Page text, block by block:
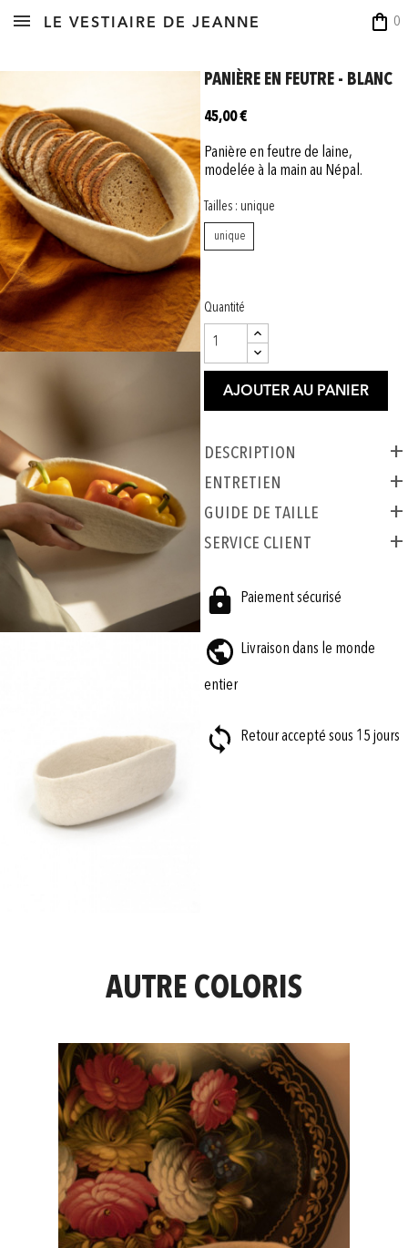
shopping_bag 0
LE VESTIAIRE DE JEANNE
PANIÈRE EN FEUTRE - BLANC
45,00 €
Panière en feutre de laine,
modelée à la main au Népal.
Tailles : unique
unique
Quantité
AJOUTER AU PANIER
Description
ENTRETIEN
GUIDE DE TAILLE
SERVICE CLIENT
Paiement sécurisé
Livraison dans le monde
entier
Retour accepté sous 15 jours
AUTRE COLORIS